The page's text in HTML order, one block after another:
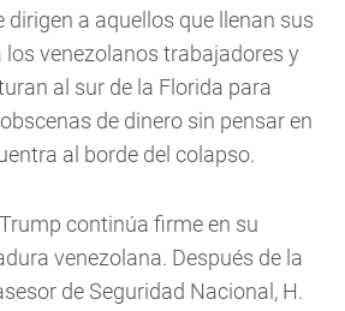
dirigen a aquellos que llenan sus
venezolanos trabajadores y
al sur de la Florida para
de dinero sin pensar en
al borde del colapso.
continúa firme en su
venezolana. Después de la
de Seguridad Nacional, H.